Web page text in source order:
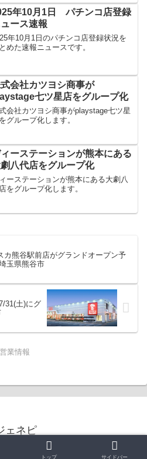
年10月1日 パチンコ店登録
ース速報
年10月1日のパチンコ店登録状況を
めた速報ニュースです。
会社カツヨシ商事が
七ツ星店をグループ化
会社カツヨシ商事がplaystage七ツ星
グループ化します。
ーステーションが熊本にある
八代店をグループ化
ーステーションが熊本にある大劇八
をグループ化します。
カ熊谷駅前店がグランドオープン予
玉県熊谷市
31(土)にグ
業情報
ェネピ
ジェネピ.
トップ サイドバー